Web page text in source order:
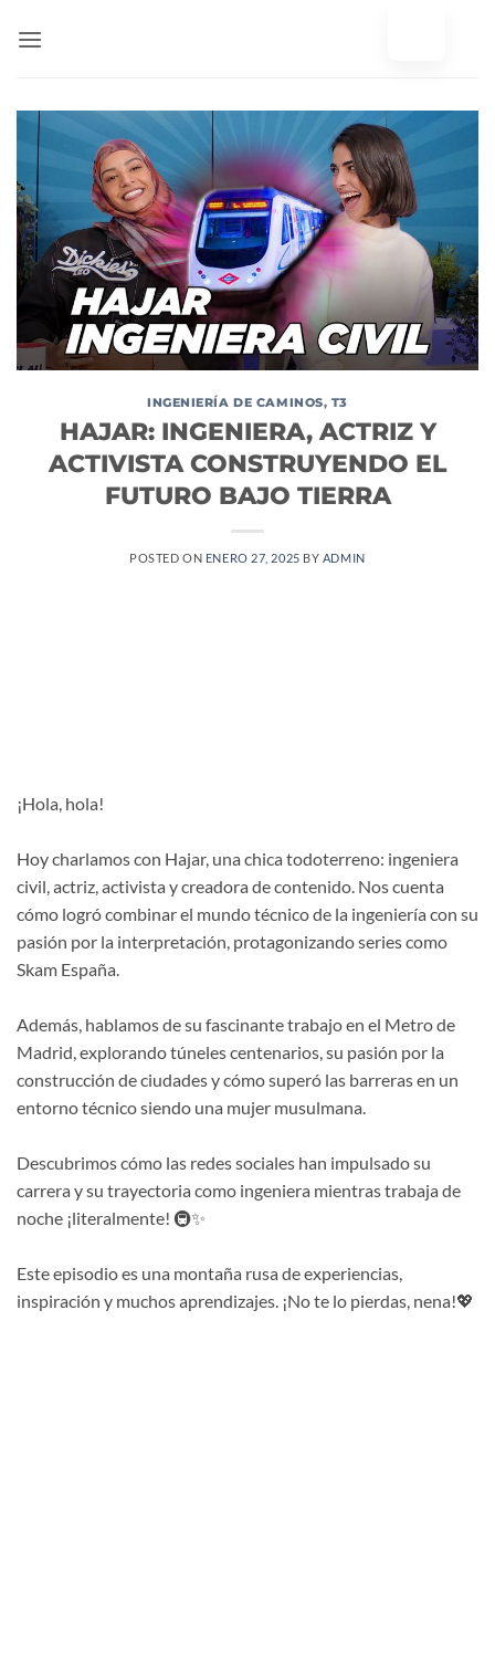
INGENIERÍA DE CAMINOS, T3
HAJAR: INGENIERA, ACTRIZ Y
ACTIVISTA CONSTRUYENDO EL
FUTURO BAJO TIERRA
POSTED ON ENERO 27, 2025 BY ADMIN
¡Hola, hola!
Hoy charlamos con Hajar, una chica todoterreno: ingeniera
civil, actriz, activista y creadora de contenido. Nos cuenta
cómo logró combinar el mundo técnico de la ingeniería con su
pasión por la interpretación, protagonizando series como
Skam España.
Además, hablamos de su fascinante trabajo en el Metro de
Madrid, explorando túneles centenarios, su pasión por la
construcción de ciudades y cómo superó las barreras en un
entorno técnico siendo una mujer musulmana.
Descubrimos cómo las redes sociales han impulsado su
carrera y su trayectoria como ingeniera mientras trabaja de
noche ¡literalmente! 🚇✨
Este episodio es una montaña rusa de experiencias,
inspiración y muchos aprendizajes. ¡No te lo pierdas, nena!💖